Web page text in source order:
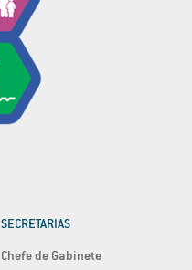
SECRETARIAS
Chefe de Gabinete